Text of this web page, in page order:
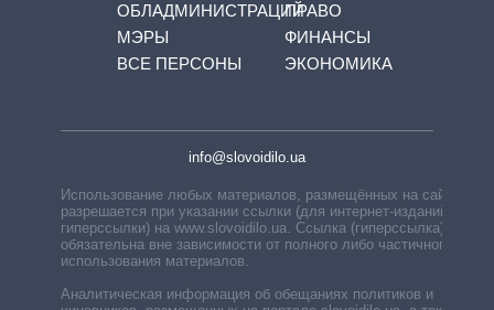
ОБЛАДМИНИСТРАЦИЙ
МЭРЫ
ВСЕ ПЕРСОНЫ
ПРАВО
ФИНАНСЫ
ЭКОНОМИКА
info@slovoidilo.ua
Использование любых материалов, размещённых на сайте,
разрешается при указании ссылки (для интернет-изданий —
гиперссылки) на www.slovoidilo.ua. Ссылка (гиперссылка)
обязательна вне зависимости от полного либо частичного
использования материалов.
Аналитическая информация об обещаниях политиков и